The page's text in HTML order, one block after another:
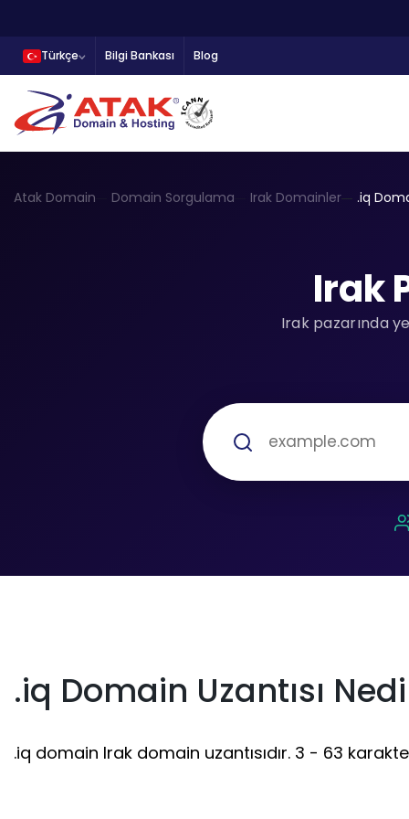
Türkçe Bilgi Bankası Blog
Atak Domain Domain Sorgulama Irak Domainler .iq
Irak
Irak pazarında
.iq Domain Uzantısı
.iq domain Irak domain uzantısıdır. 3 - 63